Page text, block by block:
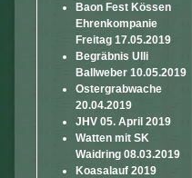
Baon Fest Kössen
Ehrenkompanie
Freitag 17.05.2019
Begräbnis Ulli
Ballweber 10.05.2019
Ostergrabwache
20.04.2019
JHV 05. April 2019
Watten mit SK
Waidring 08.03.2019
Koasalauf 2019